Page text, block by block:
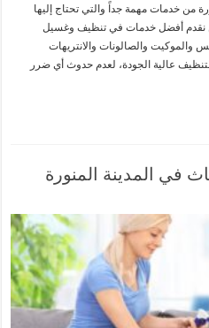
من خدمات مهمة جداً والتي تحتاج إليها
نقدم أفضل خدمات في تنظيف وغسيل
والموكيت والصالونات والانتريهات
عالية الجودة، لعدم حدوث أي ضرر
في المدينة المنورة